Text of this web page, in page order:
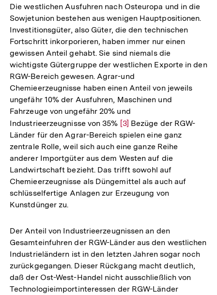
Die westlichen Ausfuhren nach Osteuropa und in die
Sowjetunion bestehen aus wenigen Hauptpositionen.
Investitionsgüter, also Güter, die den technischen
Fortschritt inkorporieren, haben immer nur einen
gewissen Anteil gehabt. Sie sind niemals die
wichtigste Gütergruppe der westlichen Exporte in den
RGW-Bereich gewesen. Agrar-und
Chemieerzeugnisse haben einen Anteil von jeweils
ungefähr 10% der Ausfuhren, Maschinen und
Fahrzeuge von ungefähr 20% und
Industrieerzeugnisse von 35% Zur
Auflösung
der
Fußnote
[3] Bezüge der RGW-
Länder für den Agrar-Bereich spielen eine ganz
zentrale Rolle, weil sich auch eine ganze Reihe
anderer Importgüter aus dem Westen auf die
Landwirtschaft bezieht. Das trifft sowohl auf
Chemieerzeugnisse als Düngemittel als auch auf
schlüsselfertige Anlagen zur Erzeugung von
Kunstdünger zu.
Der Anteil von Industrieerzeugnissen an den
Gesamteinfuhren der RGW-Länder aus den westlichen
Industrieländern ist in den letzten Jahren sogar noch
zurückgegangen. Dieser Rückgang macht deutlich,
daß der Ost-West-Handel nicht ausschließlich von
Technologieimportinteressen der RGW-Länder